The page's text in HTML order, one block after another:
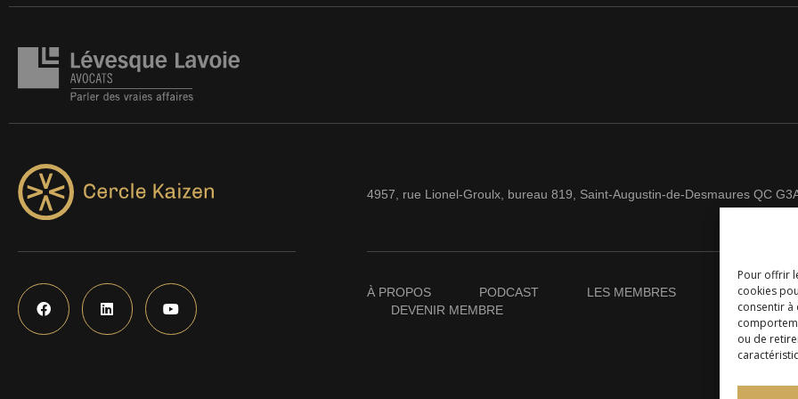
Pour offrir
cookies
consentir à
ou de
4957, rue Lionel-Groulx, bureau 819, Saint-Augustin-de-Desmaures QC
À PROPOS PODCAST LES MEMBRES NOUVELLES
DEVENIR MEMBRE